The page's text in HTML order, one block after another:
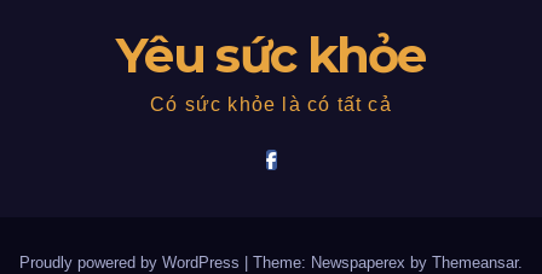
Yêu sức khỏe
Có sức khỏe là có tất cả
Proudly powered by WordPress | Theme: Newspaperex by Themeansar.